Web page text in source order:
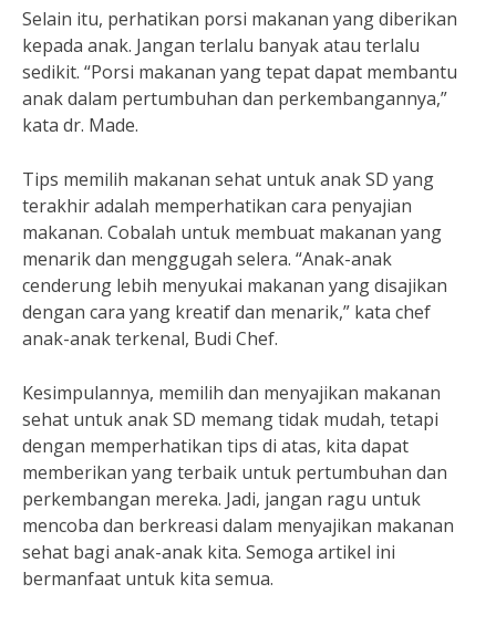
Selain itu, perhatikan porsi makanan yang diberikan
kepada anak. Jangan terlalu banyak atau terlalu
sedikit. “Porsi makanan yang tepat dapat membantu
anak dalam pertumbuhan dan perkembangannya,”
kata dr. Made.
Tips memilih makanan sehat untuk anak SD yang
terakhir adalah memperhatikan cara penyajian
makanan. Cobalah untuk membuat makanan yang
menarik dan menggugah selera. “Anak-anak
cenderung lebih menyukai makanan yang disajikan
dengan cara yang kreatif dan menarik,” kata chef
anak-anak terkenal, Budi Chef.
Kesimpulannya, memilih dan menyajikan makanan
sehat untuk anak SD memang tidak mudah, tetapi
dengan memperhatikan tips di atas, kita dapat
memberikan yang terbaik untuk pertumbuhan dan
perkembangan mereka. Jadi, jangan ragu untuk
mencoba dan berkreasi dalam menyajikan makanan
sehat bagi anak-anak kita. Semoga artikel ini
bermanfaat untuk kita semua.